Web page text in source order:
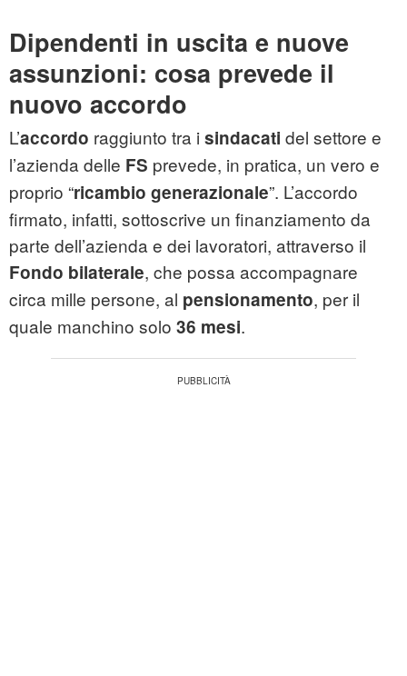
Dipendenti in uscita e nuove
assunzioni: cosa prevede il
nuovo accordo
L’accordo raggiunto tra i sindacati del settore e
l’azienda delle FS prevede, in pratica, un vero e
proprio “ricambio generazionale”. L’accordo
firmato, infatti, sottoscrive un finanziamento da
parte dell’azienda e dei lavoratori, attraverso il
Fondo bilaterale, che possa accompagnare
circa mille persone, al pensionamento, per il
quale manchino solo 36 mesi.